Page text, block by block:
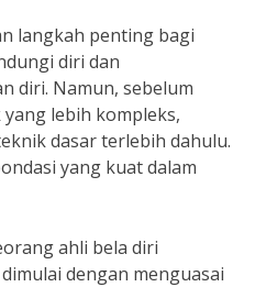
langkah penting bagi
diri dan
diri. Namun, sebelum
lebih kompleks,
dasar terlebih dahulu.
yang kuat dalam
ahli bela diri
dengan menguasai